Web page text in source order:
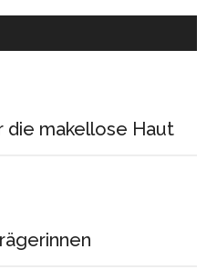
die makellose Haut